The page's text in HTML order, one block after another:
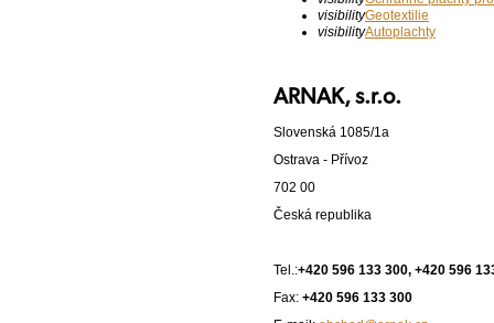
visibilityGeotextilie
visibilityAutoplachty
ARNAK, s.r.o.
Slovenská 1085/1a
Ostrava - Přívoz
702 00
Česká republika
Tel.:+420 596 133 300, +420 596
Fax: +420 596 133 300